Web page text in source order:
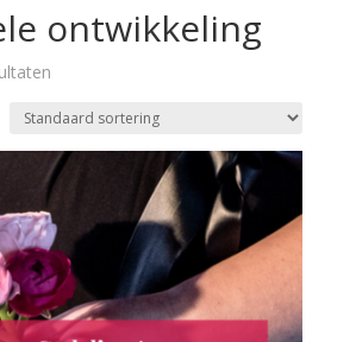
ontwikkeling